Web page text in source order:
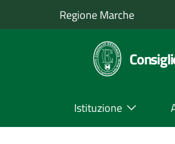
Regione Marche
Istituzione